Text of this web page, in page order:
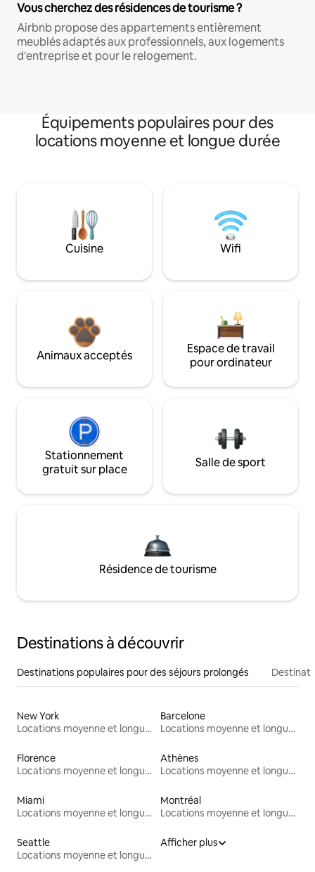
Vous cherchez des résidences de tourisme ?
Airbnb propose des appartements entièrement
meublés adaptés aux professionnels, aux logements
d'entreprise et pour le relogement.
Équipements populaires pour des
locations moyenne et longue durée
Cuisine Wifi
Animaux acceptés
Espace de travail
pour ordinateur
Stationnement
gratuit sur place
Salle de sport
Résidence de tourisme
Destinations à découvrir
Destinations populaires pour des séjours prolongés
New York
Locations moyenne et longue durée
Barcelone
Locations moyenne et longue durée
Florence
Locations moyenne et longue durée
Athènes
Locations moyenne et longue durée
Miami
Locations moyenne et longue durée
Montréal
Locations moyenne et longue durée
Seattle
Locations moyenne et longue durée
Afficher plus